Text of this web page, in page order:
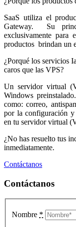
SaaS utiliza el
Gateway. Su
exclusivamente para
productos brindan un
¿Porqué los servicios
caros que las VPS?
Un servidor virtual
Windows
como: correo,
por la configuración y
en tu servidor virtual
¿No has resuelto tus
inmediatamente.
Contáctanos
Contáctanos
Nombre *